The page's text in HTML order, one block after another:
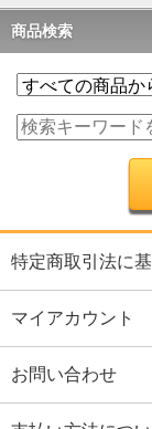
商品検索
特定商取引法に
マイアカウント
お問い合わせ